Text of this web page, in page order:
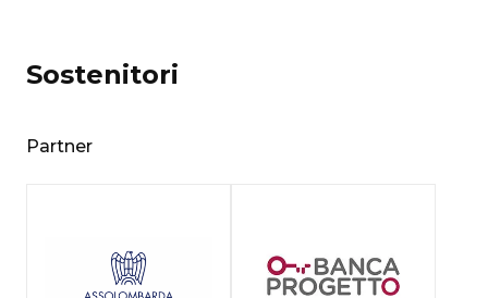
Sostenitori
Partner